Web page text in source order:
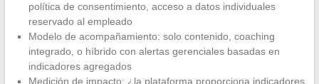
política de consentimiento, acceso a datos individuales
reservado al empleado
Modelo de acompañamiento: solo contenido, coaching
integrado, o híbrido con alertas gerenciales basadas en
indicadores agregados
Medición de impacto: ¿la plataforma proporciona indicadores